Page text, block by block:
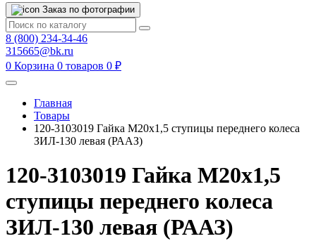
Заказ по фотографии
8 (800) 234-34-46
315665@bk.ru
0 Корзина 0 товаров 0 ₽
Главная
Товары
120-3103019 Гайка М20х1,5 ступицы переднего колеса
ЗИЛ-130 левая (РААЗ)
120-3103019 Гайка М20х1,5
ступицы переднего колеса
ЗИЛ-130 левая (РААЗ)